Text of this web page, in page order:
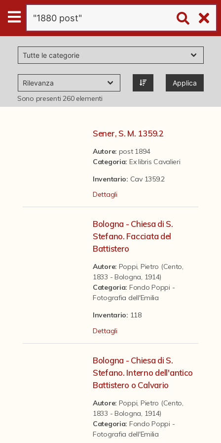
Digital
Humanities
Donazioni
Pubblicazioni
Il progetto Digital Humanities
Applica
Sono presenti260elementi
Sener, S. M. 1359.2
Autore: post 1894
Categoria: Ex libris Cavalieri
Inventario: Cav 1359.2
Dettagli
Bologna - Chiesa di S.
Stefano. Facciata del
Battistero
Autore: Poppi, Pietro (Cento,
1833 - Bologna, 1914)
Categoria: Fondo Poppi -
Fotografia dell'Emilia
Inventario: 118
Dettagli
Bologna - Chiesa di S.
Stefano. Interno dell'antico
Battistero o Calvario
Autore: Poppi, Pietro (Cento,
1833 - Bologna, 1914)
Categoria: Fondo Poppi -
Fotografia dell'Emilia